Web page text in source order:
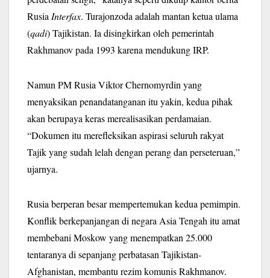
Rusia Interfax. Turajonzoda adalah mantan ketua ulama
(qadi) Tajikistan. Ia disingkirkan oleh pemerintah
Rakhmanov pada 1993 karena mendukung IRP.
Namun PM Rusia Viktor Chernomyrdin yang
menyaksikan penandatanganan itu yakin, kedua pihak
akan berupaya keras merealisasikan perdamaian.
“Dokumen itu merefleksikan aspirasi seluruh rakyat
Tajik yang sudah lelah dengan perang dan perseteruan,”
ujarnya.
Rusia berperan besar mempertemukan kedua pemimpin.
Konflik berkepanjangan di negara Asia Tengah itu amat
membebani Moskow yang menempatkan 25.000
tentaranya di sepanjang perbatasan Tajikistan-
Afghanistan, membantu rezim komunis Rakhmanov.